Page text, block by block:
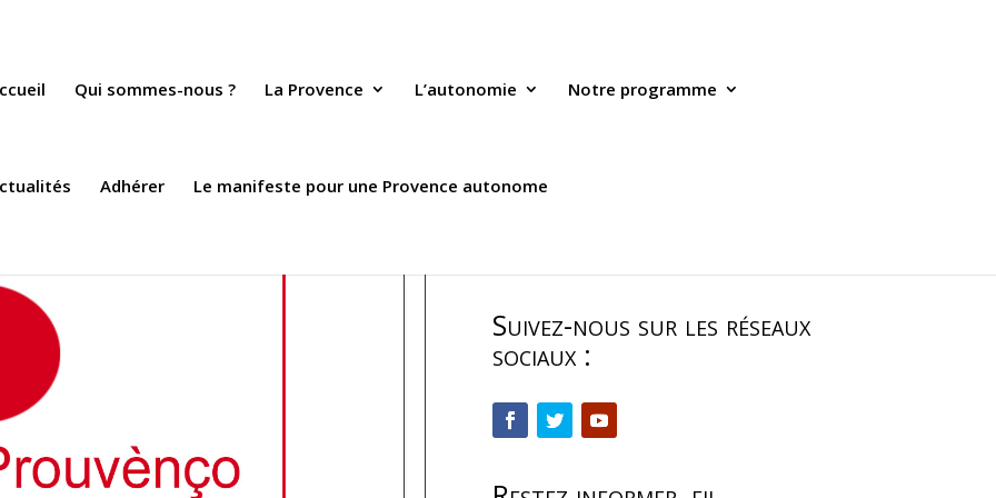
Qui sommes-nous ? La Provence L’autonomie Notre programme
Adhérer Le manifeste pour une Provence autonome
Suivez-nous sur les réseaux
sociaux :